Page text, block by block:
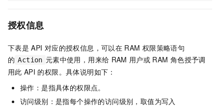
授权信息
下表是 API 对应的授权信息，可以在 RAM 权限策略语句
的 Action 元素中使用，用来给 RAM 用户或 RAM 角色授予调
用此 API 的权限。具体说明如下：
操作：是指具体的权限点。
访问级别：是指每个操作的访问级别，取值为写入